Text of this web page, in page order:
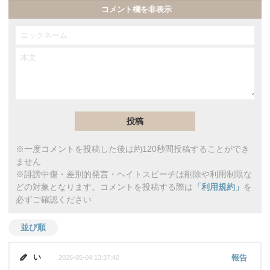
コメント欄を非表示
※一度コメントを投稿した後は約120秒間投稿することができ
ません
※誹謗中傷・差別的発言・ヘイトスピーチは削除や利用制限な
どの対象となります。コメントを投稿する際は 「利用規約」 を
必ずご確認ください
並び順
報告
い 2026-05-04 13:37:40